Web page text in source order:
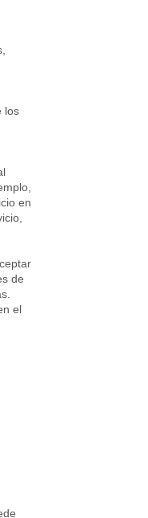
los
en
de
el